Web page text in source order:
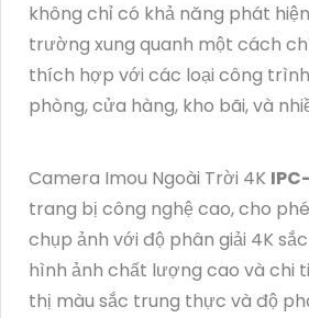
không chỉ có khả năng phát
trường xung quanh một cách
thích hợp với các loại công
phòng, cửa hàng, kho bãi, và
Camera Imou Ngoài Trời 4K
trang bị công nghệ cao, cho
chụp ảnh với độ phân giải 4K
hình ảnh chất lượng cao và chi
thị màu sắc trung thực và độ